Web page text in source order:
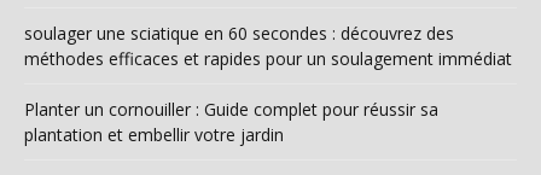
soulager une sciatique en 60 secondes : découvrez des
méthodes efficaces et rapides pour un soulagement immédiat
Planter un cornouiller : Guide complet pour réussir sa
plantation et embellir votre jardin